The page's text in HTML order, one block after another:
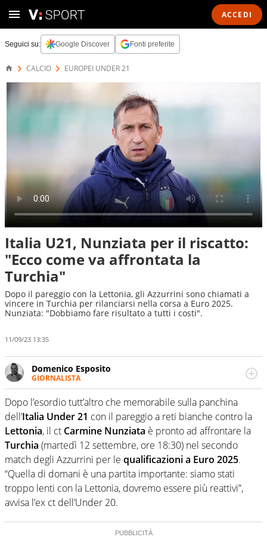
ACCEDI
Seguici su: Google Discover Fonti preferite
CALCIO EUROPEI UNDER 21
Italia U21, Nunziata per il riscatto:
"Ecco come va affrontata la
Turchia"
Dopo il pareggio con la Lettonia, gli Azzurrini sono chiamati a
vincere in Turchia per rilanciarsi nella corsa a Euro 2025.
Nunziata: "Dobbiamo fare risultato a tutti i costi".
11/09/23 13:35
Domenico Esposito
GIORNALISTA
Da vent’anni in campo e sul campo per vivere ogni evento
in tutte le sue sfaccettature. Passione smisurata per il
calcio e per la sfera di cuoio. Il pallone è una cosa
serissima, guai a dirgli di no
Dopo l’esordio tutt’altro che memorabile sulla panchina
dell’Italia Under 21 con il pareggio a reti bianche contro la
Lettonia, il ct Carmine Nunziata è pronto ad affrontare la
Turchia (martedì 12 settembre, ore 18:30) nel secondo
match degli Azzurrini per le qualificazioni a Euro 2025.
“Quella di domani è una partita importante: siamo stati
troppo lenti con la Lettonia, dovremo essere più reattivi”,
avvisa l’ex ct dell’Under 20.